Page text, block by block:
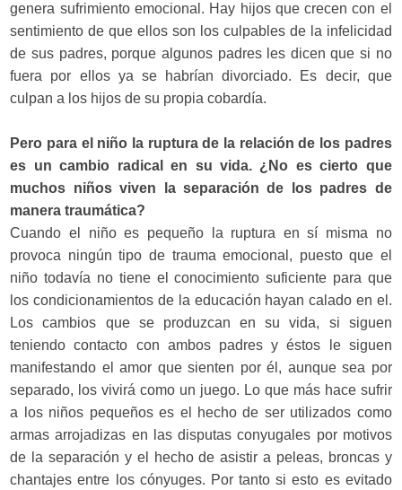
genera sufrimiento emocional. Hay hijos que crecen con el
sentimiento de que ellos son los culpables de la infelicidad
de sus padres, porque algunos padres les dicen que si no
fuera por ellos ya se habrían divorciado. Es decir, que
culpan a los hijos de su propia cobardía.
Pero para el niño la ruptura de la relación de los padres
es un cambio radical en su vida. ¿No es cierto que
muchos niños viven la separación de los padres de
manera traumática?
Cuando el niño es pequeño la ruptura en sí misma no
provoca ningún tipo de trauma emocional, puesto que el
niño todavía no tiene el conocimiento suficiente para que
los condicionamientos de la educación hayan calado en el.
Los cambios que se produzcan en su vida, si siguen
teniendo contacto con ambos padres y éstos le siguen
manifestando el amor que sienten por él, aunque sea por
separado, los vivirá como un juego. Lo que más hace sufrir
a los niños pequeños es el hecho de ser utilizados como
armas arrojadizas en las disputas conyugales por motivos
de la separación y el hecho de asistir a peleas, broncas y
chantajes entre los cónyuges. Por tanto si esto es evitado